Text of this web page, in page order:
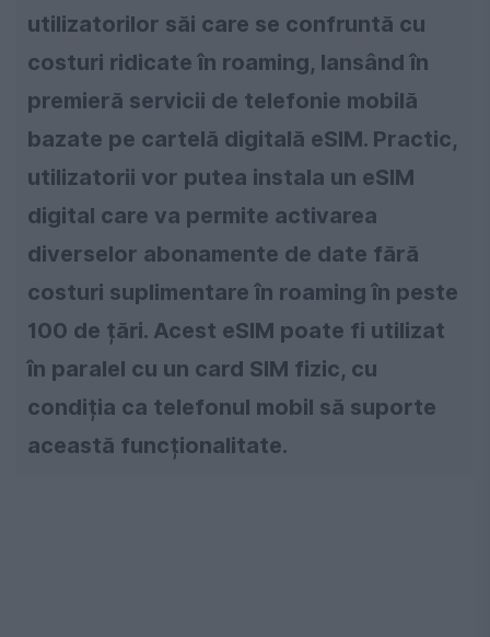
utilizatorilor săi care se confruntă cu
costuri ridicate în roaming, lansând în
premieră servicii de telefonie mobilă
bazate pe cartelă digitală eSIM. Practic,
utilizatorii vor putea instala un eSIM
digital care va permite activarea
diverselor abonamente de date fără
costuri suplimentare în roaming în peste
100 de țări. Acest eSIM poate fi utilizat
în paralel cu un card SIM fizic, cu
condiția ca telefonul mobil să suporte
această funcționalitate.